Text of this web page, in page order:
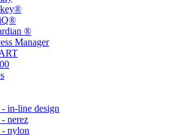
®
Manager
in-line design
nerez
- nylon